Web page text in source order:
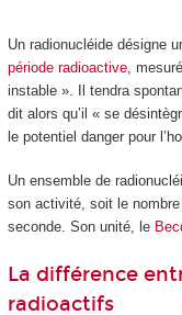
Un radionucléide désigne
période radioactive,
instable ». Il tendra
dit alors qu’il « se
le potentiel danger pour
Un ensemble de
son activité, soit le nombre
seconde. Son unité, le
La différence
radioactifs